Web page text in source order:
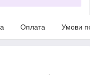
Оплата Умови